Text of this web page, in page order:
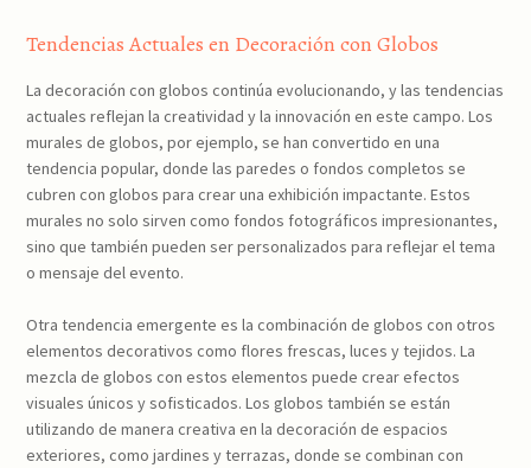
Tendencias Actuales en Decoración con Globos
La decoración con globos continúa evolucionando, y las tendencias
actuales reflejan la creatividad y la innovación en este campo. Los
murales de globos, por ejemplo, se han convertido en una
tendencia popular, donde las paredes o fondos completos se
cubren con globos para crear una exhibición impactante. Estos
murales no solo sirven como fondos fotográficos impresionantes,
sino que también pueden ser personalizados para reflejar el tema
o mensaje del evento.
Otra tendencia emergente es la combinación de globos con otros
elementos decorativos como flores frescas, luces y tejidos. La
mezcla de globos con estos elementos puede crear efectos
visuales únicos y sofisticados. Los globos también se están
utilizando de manera creativa en la decoración de espacios
exteriores, como jardines y terrazas, donde se combinan con